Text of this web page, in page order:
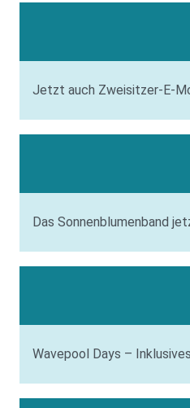
Jetzt auch Zweisitzer-E-
Das Sonnenblumenband
Wavepool Days –